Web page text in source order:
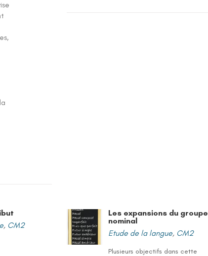
, CM2
Les expansions du groupe
nominal
Etude de la langue, CM2
Plusieurs objectifs dans cette